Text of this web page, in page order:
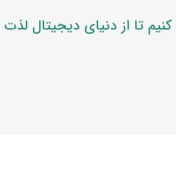
تا از دنیای دیجیتال لذت